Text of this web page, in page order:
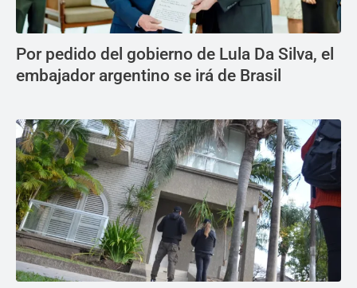
Por pedido del gobierno de Lula Da Silva, el
embajador argentino se irá de Brasil